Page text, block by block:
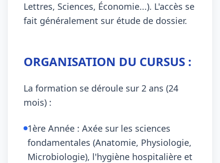
Lettres, Sciences, Économie...). L'accès se
fait généralement sur étude de dossier.
ORGANISATION DU CURSUS :
La formation se déroule sur 2 ans (24
mois) :
1ère Année : Axée sur les sciences
fondamentales (Anatomie, Physiologie,
Microbiologie), l'hygiène hospitalière et